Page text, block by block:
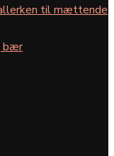
til mættende
bær